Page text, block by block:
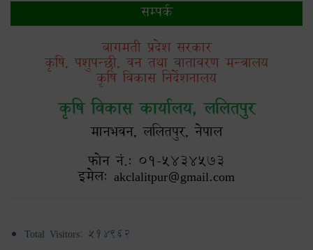
सम्पर्क
बागमती प्रदेश सरकार
कृषि, पशुपन्छी, वन तथा वातावरण मन्त्रालय
कृषि विकास निर्देशनालय
कृषि विकास कार्यालय, ललितपुर
मानभवन, ललितपुर, नेपाल
फोन नं.: ०१-५४३४५७३
इमेल: akclalitpur@gmail.com
Total Visitors: 514962